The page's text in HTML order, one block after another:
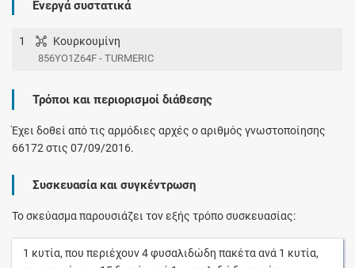
Ενεργά συστατικά
1 Κουρκουμίνη
856YO1Z64F - TURMERIC
Τρόποι και περιορισμοί διάθεσης
Έχει δοθεί από τις αρμόδιες αρχές ο αριθμός γνωστοποίησης
66172 στις 07/09/2016.
Συσκευασία και συγκέντρωση
Το σκεύασμα παρουσιάζει τον εξής τρόπο συσκευασίας:
1 κυτία, που περιέχουν4φυσαλιδώδη πακέταανά 1 κυτία,